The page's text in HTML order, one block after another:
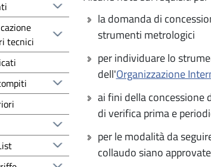
la domanda di
strumenti metrologici
per individuare lo
dell'Organizzazione
ai fini della concessione
di verifica prima e
per le modalità da
collaudo siano
tecnici